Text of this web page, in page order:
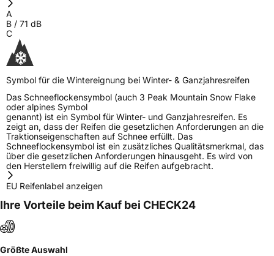
A
B / 71 dB
C
Symbol für die Wintereignung bei Winter- & Ganzjahresreifen
Das Schneeflockensymbol (auch 3 Peak Mountain Snow Flake
oder alpines Symbol
genannt) ist ein Symbol für Winter- und Ganzjahresreifen. Es
zeigt an, dass der Reifen die gesetzlichen Anforderungen an die
Traktionseigenschaften auf Schnee erfüllt. Das
Schneeflockensymbol ist ein zusätzliches Qualitätsmerkmal, das
über die gesetzlichen Anforderungen hinausgeht. Es wird von
den Herstellern freiwillig auf die Reifen aufgebracht.
EU Reifenlabel anzeigen
Ihre Vorteile beim Kauf bei CHECK24
Größte Auswahl